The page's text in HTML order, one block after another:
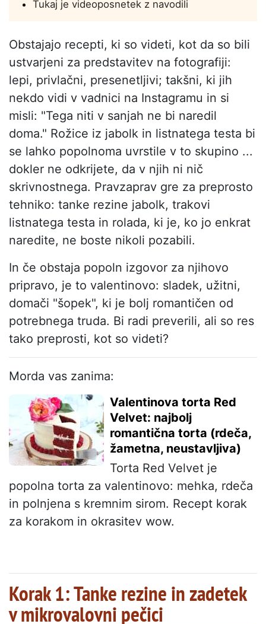
Tukaj je videoposnetek z navodili
Obstajajo recepti, ki so videti, kot da so bili
ustvarjeni za predstavitev na fotografiji:
lepi, privlačni, presenetljivi; takšni, ki jih
nekdo vidi v vadnici na Instagramu in si
misli: "Tega niti v sanjah ne bi naredil
doma." Rožice iz jabolk in listnatega testa bi
se lahko popolnoma uvrstile v to skupino ...
dokler ne odkrijete, da v njih ni nič
skrivnostnega. Pravzaprav gre za preprosto
tehniko: tanke rezine jabolk, trakovi
listnatega testa in rolada, ki je, ko jo enkrat
naredite, ne boste nikoli pozabili.
In če obstaja popoln izgovor za njihovo
pripravo, je to valentinovo: sladek, užitni,
domači "šopek", ki je bolj romantičen od
potrebnega truda. Bi radi preverili, ali so res
tako preprosti, kot so videti?
Morda vas zanima:
Valentinova torta Red
Velvet: najbolj
romantična torta (rdeča,
žametna, neustavljiva)
Torta Red Velvet je
popolna torta za valentinovo: mehka, rdeča
in polnjena s kremnim sirom. Recept korak
za korakom in okrasitev wow.
Korak 1: Tanke rezine in zadetek
v mikrovalovni pečici